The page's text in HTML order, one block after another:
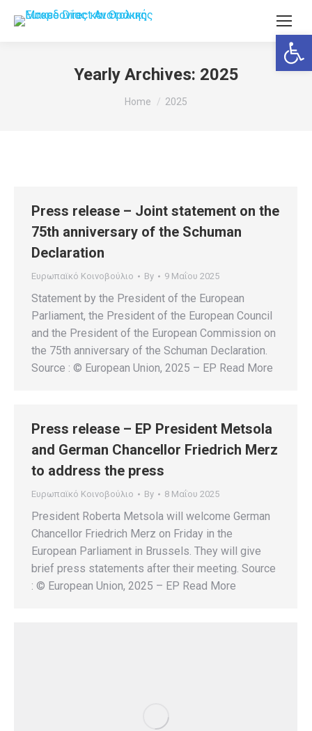
Yearly Archives: 2025
You are here:
Home 2025
Press release – Joint statement on the
75th anniversary of the Schuman
Declaration
Ευρωπαϊκό Κοινοβούλιο By 9 Μαΐου 2025
Statement by the President of the European
Parliament, the President of the European Council
and the President of the European Commission on
the 75th anniversary of the Schuman Declaration.
Source : © European Union, 2025 – EP Read More
Press release – EP President Metsola
and German Chancellor Friedrich Merz
to address the press
Ευρωπαϊκό Κοινοβούλιο By 8 Μαΐου 2025
President Roberta Metsola will welcome German
Chancellor Friedrich Merz on Friday in the
European Parliament in Brussels. They will give
brief press statements after their meeting. Source
: © European Union, 2025 – EP Read More